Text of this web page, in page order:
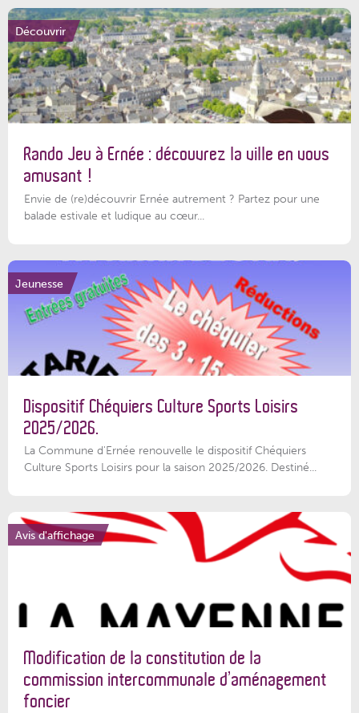
Découvrir
Rando Jeu à Ernée : découvrez la ville en vous
amusant !
Envie de (re)découvrir Ernée autrement ? Partez pour une
balade estivale et ludique au cœur...
Jeunesse
Dispositif Chéquiers Culture Sports Loisirs
2025/2026.
La Commune d'Ernée renouvelle le dispositif Chéquiers
Culture Sports Loisirs pour la saison 2025/2026. Destiné...
Avis d'affichage
Modification de la constitution de la
commission intercommunale d’aménagement
foncier